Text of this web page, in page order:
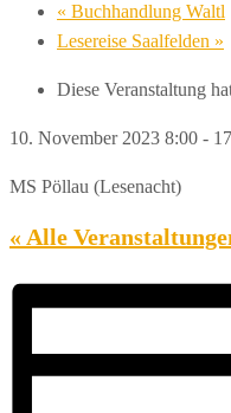
« Buchhandlung Waltl
Lesereise Saalfelden »
Diese Veranstaltung
10. November 2023 8:00 -
MS Pöllau (Lesenacht)
« Alle